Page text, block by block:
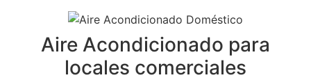
Aire Acondicionado para
locales comerciales